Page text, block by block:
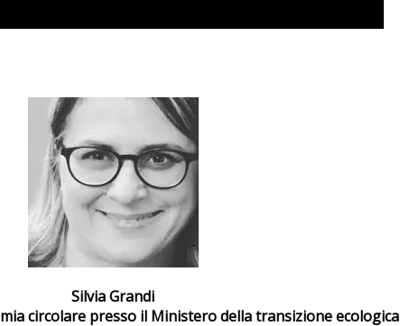
Silvia Grandi
circolare presso il Ministero della transizione ecologica